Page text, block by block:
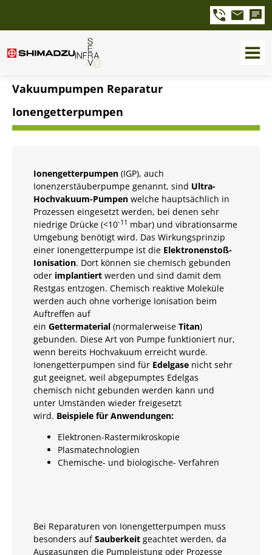
Vakuumpumpen Reparatur
Ionengetterpumpen
Ionengetterpumpen (IGP), auch
Ionenzerstäuberpumpe genannt, sind Ultra-
Hochvakuum-Pumpen welche hauptsächlich in
Prozessen eingesetzt werden, bei denen sehr
niedrige Drücke (<10-11 mbar) und vibrationsarme
Umgebung benötigt wird. Das Wirkungsprinzip
einer Ionengetterpumpe ist die Elektronenstoß-
Ionisation. Dort können sie chemisch gebunden
oder implantiert werden und sind damit dem
Restgas entzogen. Chemisch reaktive Moleküle
werden auch ohne vorherige Ionisation beim
Auftreffen auf
ein Gettermaterial (normalerweise Titan)
gebunden. Diese Art von Pumpe funktioniert nur,
wenn bereits Hochvakuum erreicht wurde.
Ionengetterpumpen sind für Edelgase nicht sehr
gut geeignet, weil abgepumptes Edelgas
chemisch nicht gebunden werden kann und
unter Umständen wieder freigesetzt
wird. Beispiele für Anwendungen:
Elektronen-Rastermikroskopie
Plasmatechnologien
Chemische- und biologische- Verfahren
Bei Reparaturen von Ionengetterpumpen muss
besonders aufSauberkeit geachtet werden, da
Ausgasungen die Pumpleistung oder Prozesse